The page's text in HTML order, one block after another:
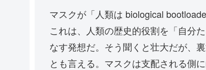
マスクが「人類は biological
これは、人類の歴史的役割を「自分
なす発想だ。そう聞くと壮大だが、
とも言える。マスクは支配される側